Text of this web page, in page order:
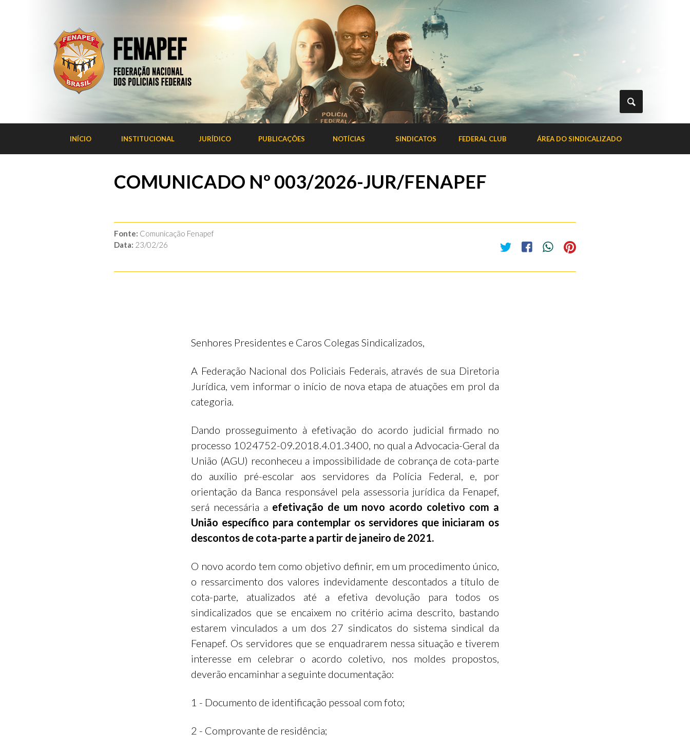
INÍCIO INSTITUCIONAL JURÍDICO PUBLICAÇÕES NOTÍCIAS SINDICATOS FEDERAL CLUB ÁREA DO SINDICALIZADO
COMUNICADO Nº 003/2026-JUR/FENAPEF
Fonte: Comunicação Fenapef
Data: 23/02/26
Senhores Presidentes e Caros Colegas Sindicalizados,
A Federação Nacional dos Policiais Federais, através de sua Diretoria
Jurídica, vem informar o início de nova etapa de atuações em prol da
categoria.
Dando prosseguimento à efetivação do acordo judicial firmado no
processo 1024752-09.2018.4.01.3400, no qual a Advocacia-Geral da
União (AGU) reconheceu a impossibilidade de cobrança de cota-parte
do auxílio pré-escolar aos servidores da Polícia Federal, e, por
orientação da Banca responsável pela assessoria jurídica da Fenapef,
será necessária a efetivação de um novo acordo coletivo com a
União específico para contemplar os servidores que iniciaram os
descontos de cota-parte a partir de janeiro de 2021.
O novo acordo tem como objetivo definir, em um procedimento único,
o ressarcimento dos valores indevidamente descontados a título de
cota-parte, atualizados até a efetiva devolução para todos os
sindicalizados que se encaixem no critério acima descrito, bastando
estarem vinculados a um dos 27 sindicatos do sistema sindical da
Fenapef. Os servidores que se enquadrarem nessa situação e tiverem
interesse em celebrar o acordo coletivo, nos moldes propostos,
deverão encaminhar a seguinte documentação:
1 - Documento de identificação pessoal com foto;
2 - Comprovante de residência;